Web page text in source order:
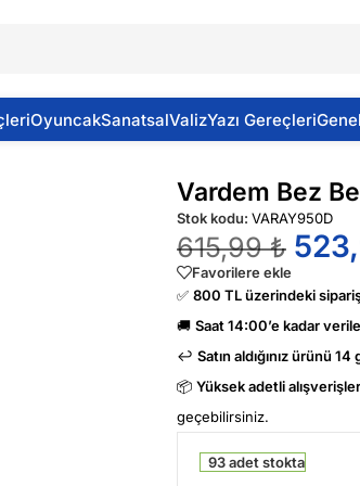
OyuncakSanatsalValizYazı GereçleriGenel
Vardem Bez
Stok kodu: VARAY950D
615,99₺
Favorilere ekle
✅ 800 TL üzerindeki
🚚 Saat 14:00’e kadar
↩️ Satın aldığınız ürünü
📦 Yüksek adetli
geçebilirsiniz.
93 adet stokta